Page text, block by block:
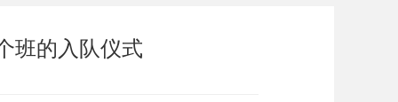
班的入队仪式